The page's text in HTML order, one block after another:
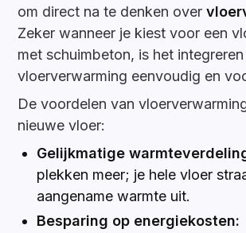
om direct na te denken over
Zeker wanneer je kiest voor een
met schuimbeton, is het
vloerverwarming eenvoudig en
De voordelen van
nieuwe vloer:
Gelijkmatige
plekken meer; je hele vloer
aangename warmte uit.
Besparing op energiekosten: